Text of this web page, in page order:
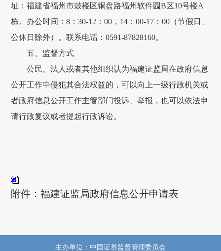
址：福建省福州市鼓楼区铜盘路福州软件园B区10号楼A
栋。办公时间：8：30-12：00，14：00-17：00（节假日、
公休日除外）。联系电话：0591-87828160。
五、监督方式
公民、法人或者其他组织认为福建证监局在政府信息
公开工作中侵犯其合法权益的，可以向上一级行政机关或
者政府信息公开工作主管部门投诉、举报，也可以依法申
请行政复议或者提起行政诉讼。
附件：福建证监局政府信息公开申请表
主办单位：中国证券监督管理委员会